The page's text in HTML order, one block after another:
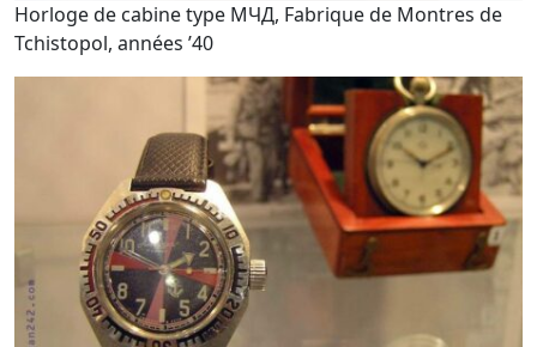
Horloge de cabine type МЧД, Fabrique de Montres de
Tchistopol, années ’40